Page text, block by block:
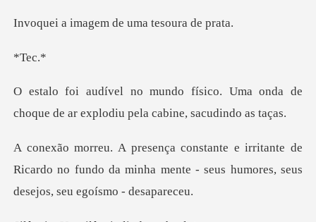
gem de uma tes
ec
co. Uma onda de
choque de ar explo
nte de
Ricardo no fundo da minha mente - seus h